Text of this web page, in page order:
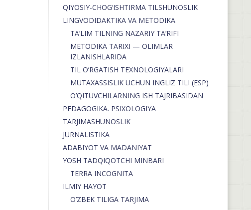
QIYOSIY-CHOG‘ISHTIRMA TILSHUNOSLIK
LINGVODIDAKTIKA VA METODIKA
TA’LIM TILNING NAZARIY TA’RIFI
METODIKA TARIXI — OLIMLAR
IZLANISHLARIDA
TIL O’RGATISH TEXNOLOGIYALARI
MUTAXASSISLIK UCHUN INGLIZ TILI (ESP)
O’QITUVCHILARNING ISH TAJRIBASIDAN
PEDAGOGIKA. PSIXOLOGIYA
TARJIMASHUNOSLIK
JURNALISTIKA
ADABIYOT VA MADANIYAT
YOSH TADQIQOTCHI MINBARI
TERRA INCOGNITA
ILMIY HAYOT
O’ZBEK TILIGA TARJIMA